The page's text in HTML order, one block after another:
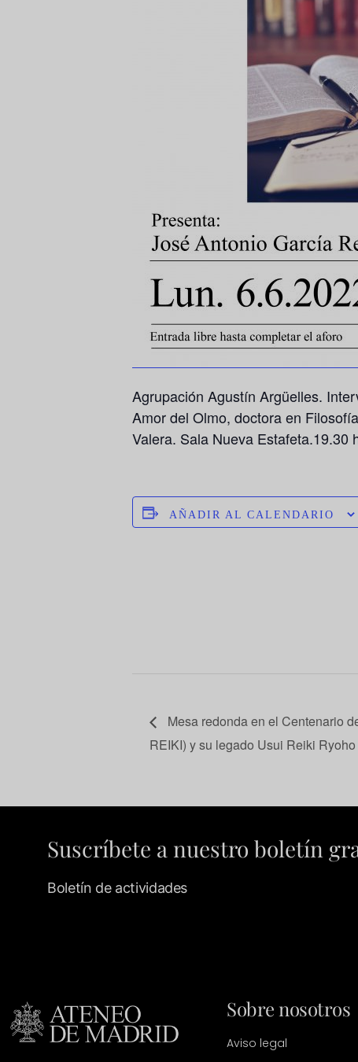
Agrupación Agustín Argüelles.
Amor del Olmo, doctora en
Valera. Sala Nueva Estafeta.19.30
AÑADIR AL CALENDARIO
Mesa redonda en el Centenario
REIKI) y su legado Usui Reiki Ryoho
Suscríbete a nuestro boletín
Boletín de actividades
Sobre nosotros
Aviso legal